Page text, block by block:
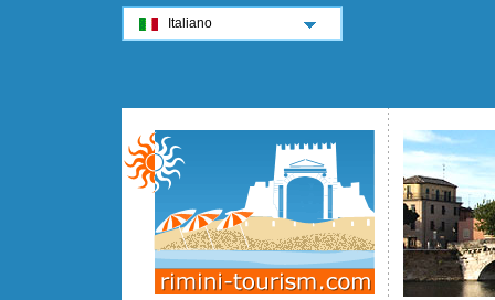
Italiano